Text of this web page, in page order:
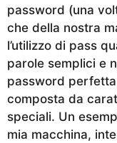
password (una
che della nostra
l’utilizzo di pass
parole semplici e
password
composta da
speciali. Un
mia macchina,